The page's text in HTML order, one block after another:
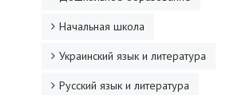
Начальная школа
Украинский язык и литература
Русский язык и литература